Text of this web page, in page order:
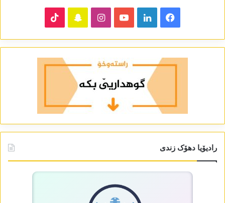
Facebook
LinkedIn
YouTube
Instagram
Snapchat
رادیۆیا دھۆک زندی